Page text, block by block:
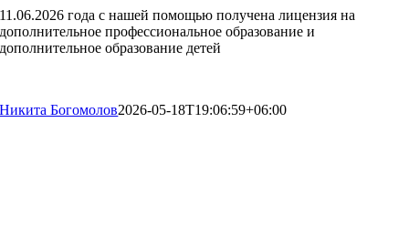
11.06.2026 года с нашей помощью получена лицензия на
дополнительное профессиональное образование и
дополнительное образование детей
Никита Богомолов2026-05-18T19:06:59+06:00